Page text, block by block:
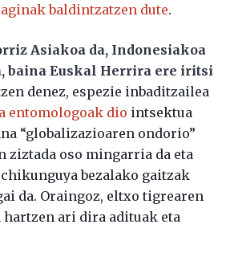
baldintzatzen dute.
Asiakoa da, Indonesiakoa
baina Euskal Herrira ere iritsi
denez, espezie inbaditzailea
entomologoak dio intsektua
“globalizazioaren ondorio”
ziztada oso mingarria da eta
bezalako gaitzak
da. Oraingoz, eltxo tigrearen
ari dira adituak eta